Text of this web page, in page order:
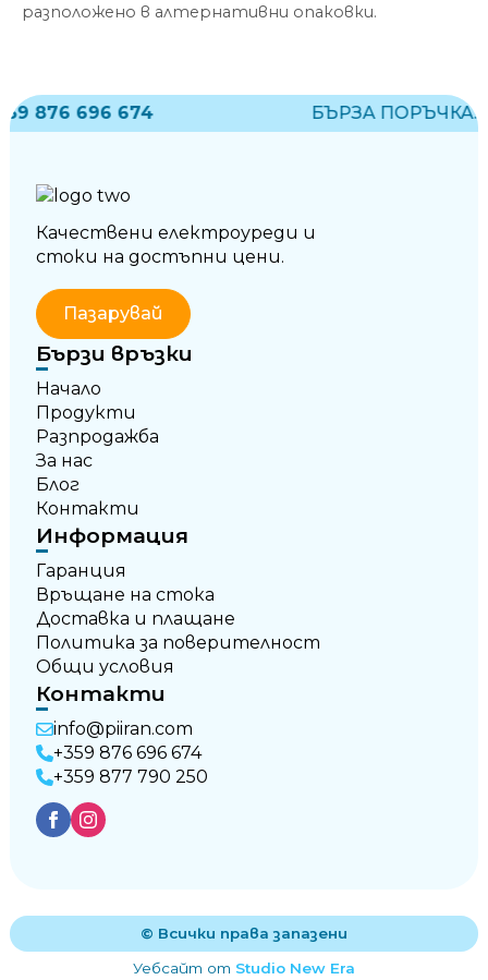
разположено в алтернативни опаковки.
696 674 БЪРЗА ПОРЪЧКА:
Качествени електроуреди и
стоки на достъпни цени.
Пазарувай
Бързи връзки
Начало
Продукти
Разпродажба
За нас
Блог
Контакти
Информация
Гаранция
Връщане на стока
Доставка и плащане
Политика за поверителност
Общи условия
Контакти
info@piiran.com
+359 876 696 674
+359 877 790 250
© Всички права запазени
Уебсайт от Studio New Era